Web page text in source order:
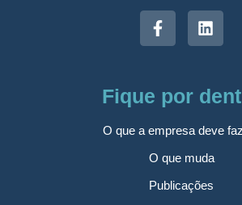
Fique por
O que a empresa deve
O que muda
Publicações